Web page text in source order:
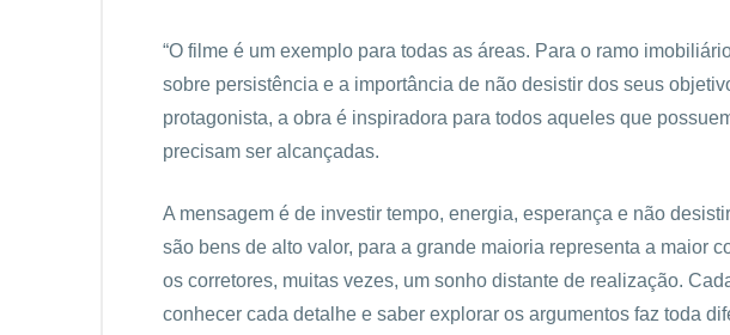
“O filme é um exemplo para todas as áreas. Para o ramo
sobre persistência e a importância de não desistir dos seus
protagonista, a obra é inspiradora para todos aqueles que
precisam ser alcançadas.
A mensagem é de investir tempo, energia, esperança e não
são bens de alto valor, para a grande maioria representa a maior
os corretores, muitas vezes, um sonho distante de realização.
conhecer cada detalhe e saber explorar os argumentos faz toda